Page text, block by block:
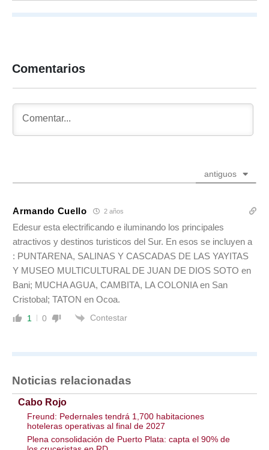
Comentarios
antiguos
Armando Cuello 2 años
Edesur esta electrificando e iluminando los principales
atractivos y destinos turisticos del Sur. En esos se incluyen a
: PUNTARENA, SALINAS Y CASCADAS DE LAS YAYITAS
Y MUSEO MULTICULTURAL DE JUAN DE DIOS SOTO en
Bani; MUCHA AGUA, CAMBITA, LA COLONIA en San
Cristobal; TATON en Ocoa.
1 0 Contestar
Noticias relacionadas
Cabo Rojo
Freund: Pedernales tendrá 1,700 habitaciones
hoteleras operativas al final de 2027
Plena consolidación de Puerto Plata: capta el 90% de